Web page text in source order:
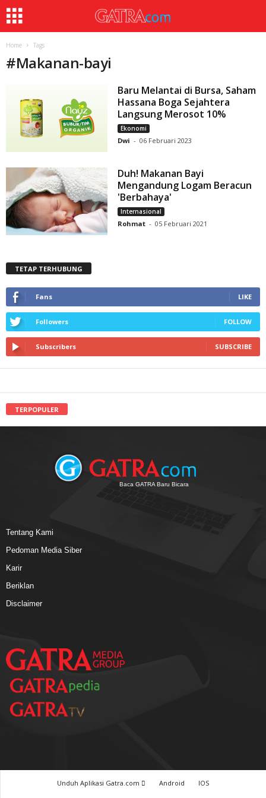
Home Tags
#Makanan-bayi
Baru Melantai di Bursa, Saham
Hassana Boga Sejahtera
Langsung Merosot 10%
Ekonomi
Dwi - 06 Februari 2023
Duh! Makanan Bayi
Mengandung Logam Beracun
'Berbahaya'
Internasional
Rohmat - 05 Februari 2021
TETAP TERHUBUNG
Fans LIKE
Followers FOLLOW
Subscribers SUBSCRIBE
TERPOPULER
Baca GATRA Baru Bicara
Tentang Kami
Pedoman Media Siber
Karir
Beriklan
Disclaimer
Unduh Aplikasi Gatra.com Android
IOS